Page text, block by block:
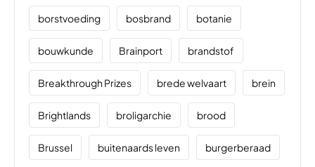
borstvoeding bosbrand botanie
bouwkunde Brainport brandstof
Breakthrough Prizes brede welvaart brein
Brightlands broligarchie brood
Brussel buitenaards leven burgerberaad